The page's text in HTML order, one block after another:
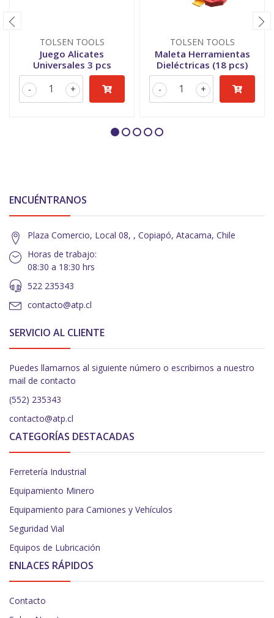
TOLSEN TOOLS
Juego Alicates
Universales 3 pcs
+
-
TOLSEN TOOLS
Maleta Herramientas
Dieléctricas (18 pcs)
+
-
ENCUÉNTRANOS
Plaza Comercio, Local 08, , Copiapó, Atacama, Chile
Horas de trabajo:
08:30 a 18:30 hrs
522 235343
contacto@atp.cl
SERVICIO AL CLIENTE
Puedes llamarnos al siguiente número o escribirnos a nuestro
mail de contacto
(552) 235343
contacto@atp.cl
CATEGORÍAS DESTACADAS
Ferretería Industrial
Equipamiento Minero
Equipamiento para Camiones y Vehículos
Seguridad Vial
Equipos de Lubricación
ENLACES RÁPIDOS
Contacto